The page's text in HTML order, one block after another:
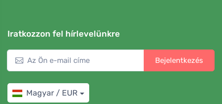
Iratkozzon fel hírlevelünkre
Bejelentkezés
Magyar / EUR